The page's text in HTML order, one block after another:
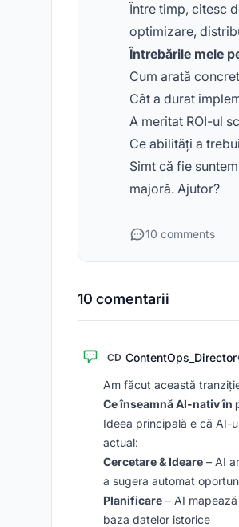
Între timp, citesc
optimizare,
Întrebările mele
Cum arată
Cât a durat
A meritat ROI-ul
Ce abilități a
Simt că fie
majoră. Ajutor?
10 comments
10 comentarii
CD ContentOps_Director
Am făcut această
Ce înseamnă AI-nativ în
Ideea principală e că AI-
actual:
Cercetare & Ideare – AI
a sugera automat
Planificare – AI
baza datelor istorice